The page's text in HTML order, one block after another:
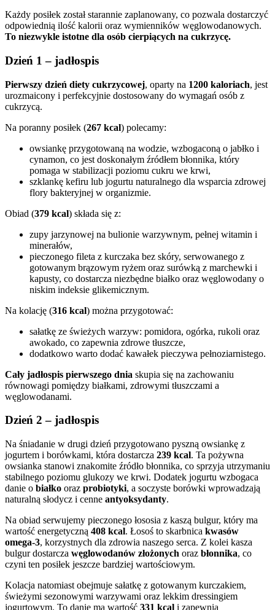
Każdy posiłek został starannie zaplanowany, co pozwala dostarczyć
odpowiednią ilość kalorii oraz wymienników węglowodanowych.
To niezwykle istotne dla osób cierpiących na cukrzycę.
Dzień 1 – jadłospis
Pierwszy dzień diety cukrzycowej, oparty na 1200 kaloriach, jest
urozmaicony i perfekcyjnie dostosowany do wymagań osób z
cukrzycą.
Na poranny posiłek (267 kcal) polecamy:
owsiankę przygotowaną na wodzie, wzbogaconą o jabłko i
cynamon, co jest doskonałym źródłem błonnika, który
pomaga w stabilizacji poziomu cukru we krwi,
szklankę kefiru lub jogurtu naturalnego dla wsparcia zdrowej
flory bakteryjnej w organizmie.
Obiad (379 kcal) składa się z:
zupy jarzynowej na bulionie warzywnym, pełnej witamin i
minerałów,
pieczonego fileta z kurczaka bez skóry, serwowanego z
gotowanym brązowym ryżem oraz surówką z marchewki i
kapusty, co dostarcza niezbędne białko oraz węglowodany o
niskim indeksie glikemicznym.
Na kolację (316 kcal) można przygotować:
sałatkę ze świeżych warzyw: pomidora, ogórka, rukoli oraz
awokado, co zapewnia zdrowe tłuszcze,
dodatkowo warto dodać kawałek pieczywa pełnoziarnistego.
Cały jadłospis pierwszego dnia skupia się na zachowaniu
równowagi pomiędzy białkami, zdrowymi tłuszczami a
węglowodanami.
Dzień 2 – jadłospis
Na śniadanie w drugi dzień przygotowano pyszną owsiankę z
jogurtem i borówkami, która dostarcza 239 kcal. Ta pożywna
owsianka stanowi znakomite źródło błonnika, co sprzyja utrzymaniu
stabilnego poziomu glukozy we krwi. Dodatek jogurtu wzbogaca
danie o białko oraz probiotyki, a soczyste borówki wprowadzają
naturalną słodycz i cenne antyoksydanty.
Na obiad serwujemy pieczonego łososia z kaszą bulgur, który ma
wartość energetyczną 408 kcal. Łosoś to skarbnica kwasów
omega-3, korzystnych dla zdrowia naszego serca. Z kolei kasza
bulgur dostarcza węglowodanów złożonych oraz błonnika, co
czyni ten posiłek jeszcze bardziej wartościowym.
Kolacja natomiast obejmuje sałatkę z gotowanym kurczakiem,
świeżymi sezonowymi warzywami oraz lekkim dressingiem
jogurtowym. To danie ma wartość 331 kcal i zapewnia